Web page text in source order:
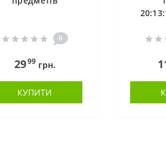
0
2999грн.
КУПИТИ